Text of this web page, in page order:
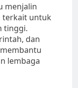
menjalin
terkait untuk
tinggi.
dan
lembaga